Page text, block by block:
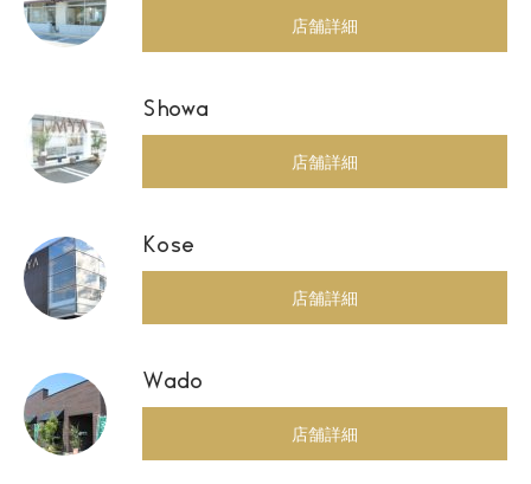
店舗詳細
Showa
店舗詳細
Kose
店舗詳細
Wado
店舗詳細